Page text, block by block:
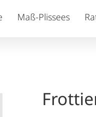
Maß-Plissees